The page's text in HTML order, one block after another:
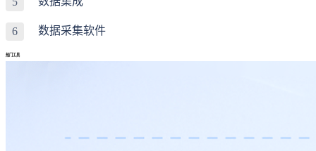
6 数据采集软件
热门工具